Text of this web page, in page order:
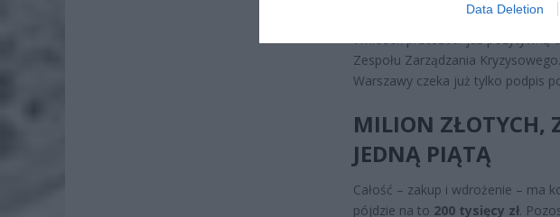
Data Deletion
Wniosek przeszedł już
Zespołu Zarządzania
Warszawy czeka już tylko podpis
MILION ZŁOTYCH,
JEDNĄ PIĄTĄ
Całość – zakup i wdrożenie – ma
pójdzie na to 200 tysięcy zł.